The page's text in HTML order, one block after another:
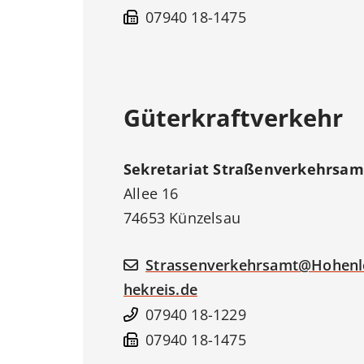
07940 18-1475
Güterkraftverkehr
Sekretariat
Allee 16
74653 Künzelsau
hekreis.de
07940 18-1229
07940 18-1475